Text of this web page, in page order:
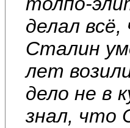
делал
Сталин
лет
дело не в
знал, что